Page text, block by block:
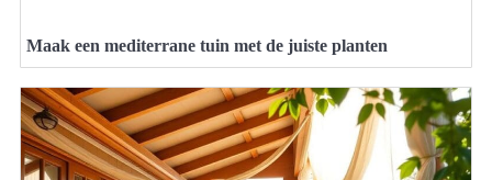
Maak een mediterrane tuin met de juiste planten